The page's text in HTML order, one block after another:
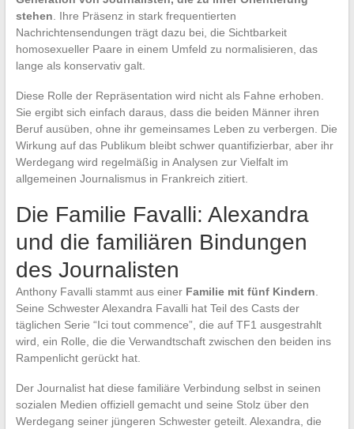
stehen. Ihre Präsenz in stark frequentierten
Nachrichtensendungen trägt dazu bei, die Sichtbarkeit
homosexueller Paare in einem Umfeld zu normalisieren, das
lange als konservativ galt.
Diese Rolle der Repräsentation wird nicht als Fahne erhoben.
Sie ergibt sich einfach daraus, dass die beiden Männer ihren
Beruf ausüben, ohne ihr gemeinsames Leben zu verbergen. Die
Wirkung auf das Publikum bleibt schwer quantifizierbar, aber ihr
Werdegang wird regelmäßig in Analysen zur Vielfalt im
allgemeinen Journalismus in Frankreich zitiert.
Die Familie Favalli: Alexandra
und die familiären Bindungen
des Journalisten
Anthony Favalli stammt aus einer Familie mit fünf Kindern.
Seine Schwester Alexandra Favalli hat Teil des Casts der
täglichen Serie “Ici tout commence”, die auf TF1 ausgestrahlt
wird, ein Rolle, die die Verwandtschaft zwischen den beiden ins
Rampenlicht gerückt hat.
Der Journalist hat diese familiäre Verbindung selbst in seinen
sozialen Medien offiziell gemacht und seine Stolz über den
Werdegang seiner jüngeren Schwester geteilt. Alexandra, die